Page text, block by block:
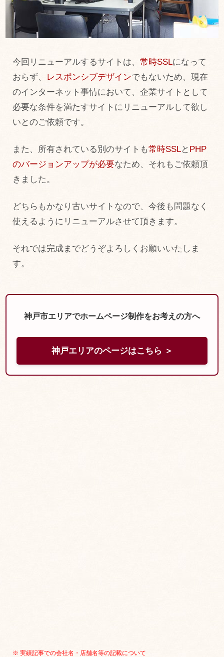
今回リニューアルするサイトは、常時SSLになって
おらず、 レスポンシブデザインでもないため、現在
のインターネット事情において、企業サイトとして
必要な条件を満たすサイトにリニューアルして欲し
いとのご依頼です。
また、所有されている別のサイトも常時SSLと PHP
のバージョンアップが必要なため、それもご依頼頂
きました。
どちらもかなり古いサイトなので、今後も問題なく
使えるようにリニューアルさせて頂きます。
それでは完成までどうぞよろしくお願いいたしま
す。
神戸市エリアでホームページ制作をお考えの方へ
神戸エリアのページはこちら ＞
※ 実績記事での会社名・店舗名等の記載について